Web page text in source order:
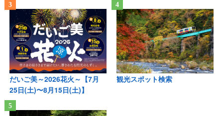
だいご美～2026花火～【7月
25日(土)〜8月15日(土)】
観光スポット検索